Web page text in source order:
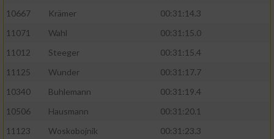
10667
Krämer
00:31:14.3
11071
Wahl
00:31:15.0
11012
Steeger
00:31:15.4
11125
Wunder
00:31:17.7
10340
Buhlemann
00:31:19.4
10506
Hausmann
00:31:20.1
11123
Woskobojnik
00:31:23.3